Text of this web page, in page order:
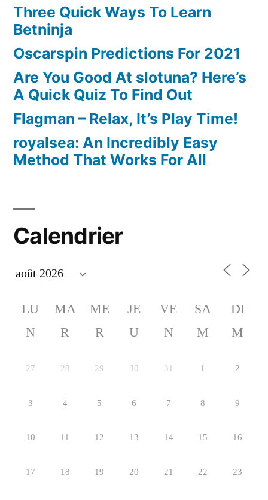
Three Quick Ways To Learn
Betninja
Oscarspin Predictions For 2021
Are You Good At slotuna? Here’s
A Quick Quiz To Find Out
Flagman – Relax, It’s Play Time!
royalsea: An Incredibly Easy
Method That Works For All
Calendrier
LU
N
MA
R
ME
R
JE
U
VE
N
SA
M
DI
M
27 28 29 30 31 1 2
3 4 5 6 7 8 9
10 11 12 13 14 15 16
17 18 19 20 21 22 23